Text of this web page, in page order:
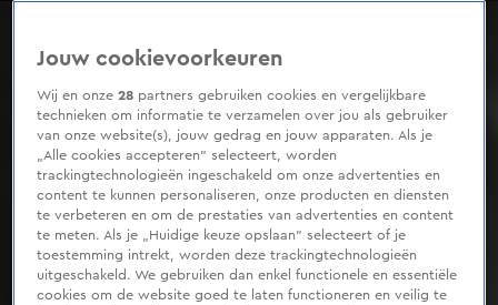
Jouw cookievoorkeuren
Wij en onze28 partners gebruiken cookies en vergelijkbare
technieken om informatie te verzamelen over jou als gebruiker
van onze website(s), jouw gedrag en jouw apparaten. Als je
„Alle cookies accepteren” selecteert, worden
trackingtechnologieën ingeschakeld om onze advertenties en
content te kunnen personaliseren, onze producten en diensten
te verbeteren en om de prestaties van advertenties en content
te meten. Als je „Huidige keuze opslaan” selecteert of je
toestemming intrekt, worden deze trackingtechnologieën
uitgeschakeld. We gebruiken dan enkel functionele en essentiële
cookies om de website goed te laten functioneren en veilig te